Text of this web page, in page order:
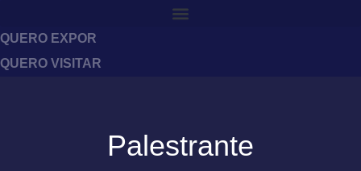
QUERO EXPOR
QUERO VISITAR
Palestrante